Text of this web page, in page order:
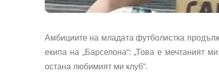
Амбициите на младата футболистка
екипа на „Барселона“: „Това е мечтаният
остана любимият ми клуб“.